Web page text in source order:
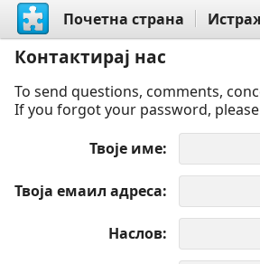
Почетна страна
Контактирај нас
To send questions, comments,
If you forgot your password,
Твоје име
Твоја емаил адреса
Наслов